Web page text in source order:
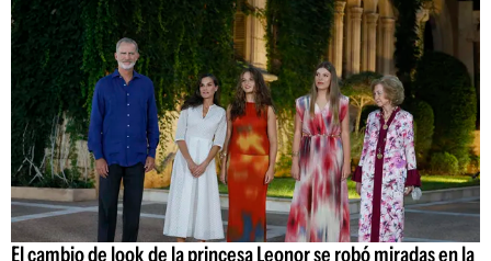
El cambio de look de la princesa Leonor se robó miradas en la